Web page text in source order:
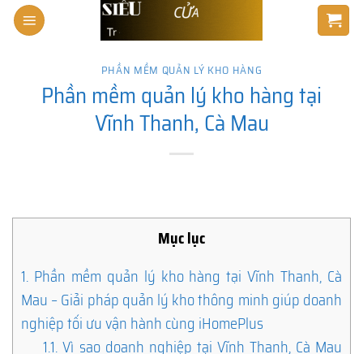
Skip
PHẦN MỀM QUẢN LÝ KHO HÀNG
Phần mềm quản lý kho hàng tại
Vĩnh Thanh, Cà Mau
Mục lục
1. Phần mềm quản lý kho hàng tại Vĩnh Thanh, Cà
Mau – Giải pháp quản lý kho thông minh giúp doanh
nghiệp tối ưu vận hành cùng iHomePlus
1.1. Vì sao doanh nghiệp tại Vĩnh Thanh, Cà Mau